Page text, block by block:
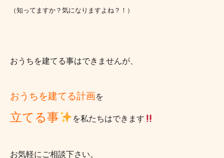
（知ってますか？気になりますよね？！）
おうちを建てる事はできませんが、
おうちを建てる計画を
立てる事 を私たちはできます
お気軽にご相談下さい。